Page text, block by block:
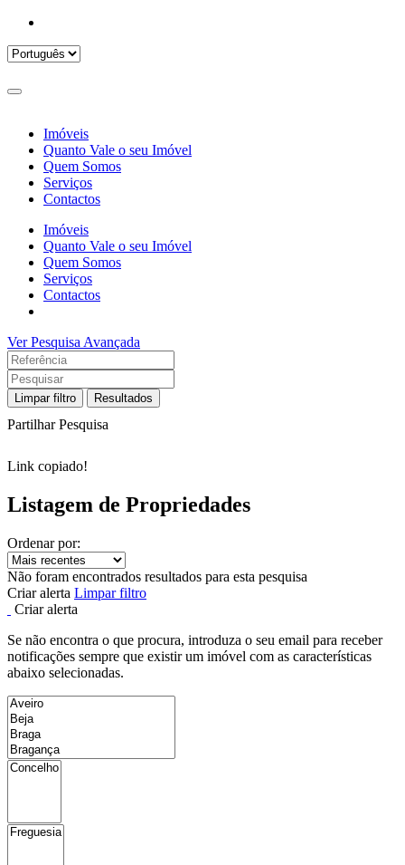
Imóveis
Quanto Vale o seu Imóvel
Quem Somos
Serviços
Contactos
Imóveis
Quanto Vale o seu Imóvel
Quem Somos
Serviços
Contactos
Ver Pesquisa Avançada
Limpar filtro Resultados
Partilhar Pesquisa
Link copiado!
Listagem de Propriedades
Ordenar por:
Não foram encontrados resultados para esta pesquisa
Criar alerta Limpar filtro
Criar alerta
Se não encontra o que procura, introduza o seu email para receber
notificações sempre que existir um imóvel com as características
abaixo selecionadas.